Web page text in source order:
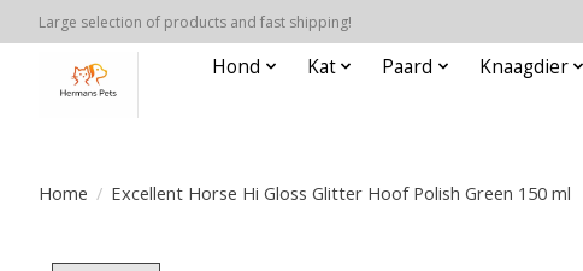
Large selection of products and fast shipping!
Hond Kat Paard Knaagdier
Home / Excellent Horse Hi Gloss Glitter Hoof Polish Green 150 ml